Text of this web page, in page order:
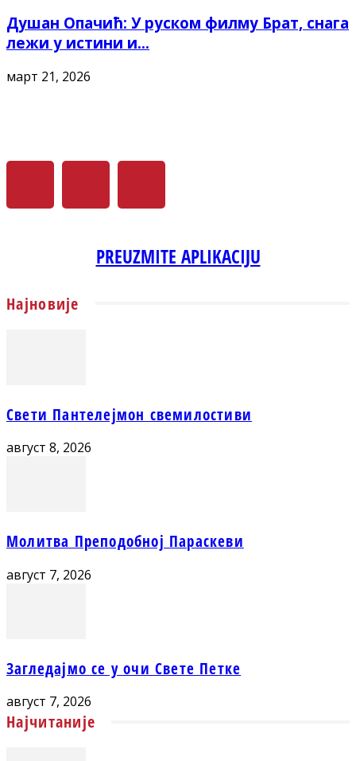
Душан Опачић: У руском филму Брат, снага
лежи у истини и...
март 21, 2026
PREUZMITE APLIKACIJU
Најновије
Свети Пантелејмон свемилостиви
август 8, 2026
Молитва Преподобној Параскеви
август 7, 2026
Загледајмо се у очи Свете Петке
август 7, 2026
Најчитаније